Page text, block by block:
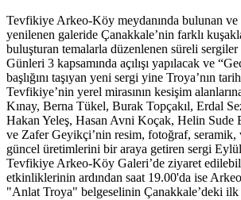
Tevfikiye Arkeo-Köy meydanında bulunan ve
yenilenen galeride Çanakkale’nin farklı
buluşturan temalarla düzenlenen süreli sergiler
Günleri 3 kapsamında açılışı yapılacak ve
başlığını taşıyan yeni sergi yine Troya’nın
Tevfikiye’nin yerel mirasının kesişim
Kınay, Berna Tükel, Burak Topçakıl, Erdal
Hakan Yeleş, Hasan Avni Koçak, Helin Sude
ve Zafer Geyikçi’nin resim, fotoğraf, seramik,
güncel üretimlerini bir araya getiren sergi
Tevfikiye Arkeo-Köy Galeri’de ziyaret
etkinliklerinin ardından saat 19.00'da ise
"Anlat Troya" belgeselinin Çanakkale’deki ilk